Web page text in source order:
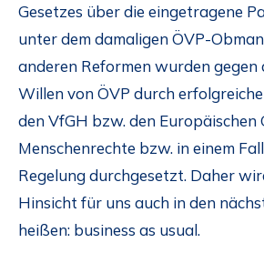
Gesetzes über die eingetragene
unter dem damaligen ÖVP-
anderen Reformen wurden gegen
Willen von ÖVP durch
den VfGH bzw. den
Menschenrechte bzw. in einem
Regelung durchgesetzt. Daher
Hinsicht für uns auch in den
heißen: business as usual.